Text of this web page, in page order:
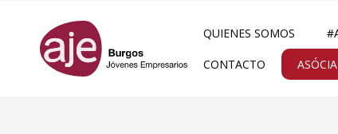
QUIENES SOMOS
CONTACTO